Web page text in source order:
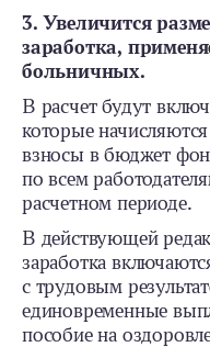
3. Увеличится
заработка,
больничных.
В расчет будут
которые
взносы в бюджет
по всем
расчетном периоде.
В действующей
заработка
с трудовым
единовременные
пособие на